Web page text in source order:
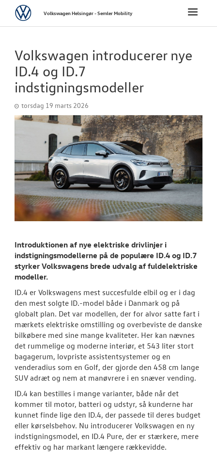
NYE
VÆRKSTED
SKADECENTER
TILBEHØR
RESERVEDELE
NYHEDER
Danmarks
OM OS
JOB OG
Toggle
VolkswagenVolkswagen Helsingør - Semler Mobility
Volkswagen introducerer nye
ID.4 og ID.7
indstigningsmodeller
torsdag 19 marts 2026
Introduktionen af nye elektriske drivlinjer i
indstigningsmodellerne på de populære ID.4 og ID.7
styrker Volkswagens brede udvalg af fuldelektriske
modeller.
ID.4 er Volkswagens mest succesfulde elbil og er i dag
den mest solgte ID.-model både i Danmark og på
globalt plan. Det var modellen, der for alvor satte fart i
mærkets elektriske omstilling og overbeviste de danske
bilkøbere med sine mange kvaliteter. Her kan nævnes
det rummelige og moderne interiør, et 543 liter stort
bagagerum, lovpriste assistentsystemer og en
venderadius som en Golf, der gjorde den 458 cm lange
SUV adræt og nem at manøvrere i en snæver vending.
ID.4 kan bestilles i mange varianter, både når det
kommer til motor, batteri og udstyr, så kunderne har
kunnet finde lige den ID.4, der passede til deres budget
eller kørselsbehov. Nu introducerer Volkswagen en ny
indstigningsmodel, en ID.4 Pure, der er stærkere, mere
effektiv og har markant længere rækkevidde.